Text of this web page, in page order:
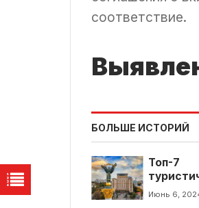
соответствие.
БОЛЬШЕ ИСТОРИЙ
Топ-7
мест в
Июнь 6,